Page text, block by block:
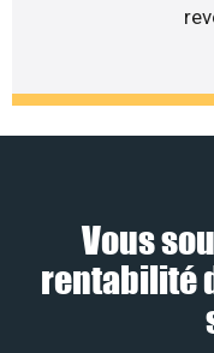
Vous
rentabilité